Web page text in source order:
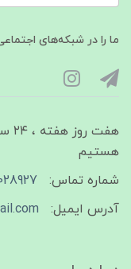
ما را در شبکه‌های
هستیم
شماره تماس:
آدرس ایمیل: